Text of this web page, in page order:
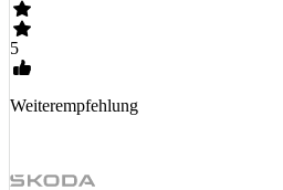
5
Weiterempfehlung